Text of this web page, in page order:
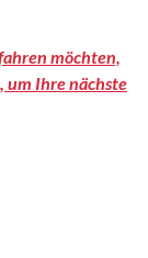
möchten,
um Ihre nächste